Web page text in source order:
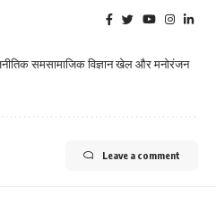
समसामाजिक विज्ञान खेल और मनोरंजन
Leave a comment